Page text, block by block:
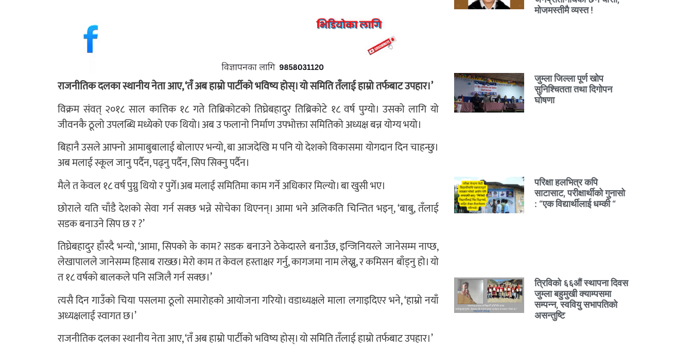
राजनीतिक दलका स्थानीय नेता आए, ‘तँ अब हाम्रो पार्टीको भविष्य होस्। यो समिति तँलाई हाम्रो तर्फबाट उपहार।’
विक्रम संवत् २०१८ साल कात्तिक १८ गते तिब्रिकोटको तिघ्रेबहादुर तिब्रिकोटे १८ वर्ष पुग्यो। उसको लागि यो
जीवनकै ठूलो उपलब्धि मध्येको एक थियो। अब उ फलानो निर्माण उपभोक्ता समितिको अध्यक्ष बन्न योग्य भयो।
बिहानै उसले आफ्नो आमाबुबालाई बोलाएर भन्यो, बा आजदेखि म पनि यो देशको विकासमा योगदान दिन चाहन्छु।
अब मलाई स्कूल जानु पर्दैन, पढ्नु पर्दैन, सिप सिक्नु पर्दैन।
मैले त केवल १८ वर्ष पुग्नु थियो र पुगेँ।अब मलाई समितिमा काम गर्ने अधिकार मिल्यो। बा खुसी भए।
छोराले यति चाँडै देशको सेवा गर्न सक्छ भन्ने सोचेका थिएनन्। आमा भने अलिकति चिन्तित भइन्, ‘बाबु, तँलाई
सडक बनाउने सिप छ र ?’
तिघ्रेबहादुर हाँस्दै भन्यो, ‘आमा, सिपको के काम? सडक बनाउने ठेकेदारले बनाउँछ, इन्जिनियरले जानेसम्म नाप्छ,
लेखापालले जानेसम्म हिसाब राख्छ। मेरो काम त केवल हस्ताक्षर गर्नु, कागजमा नाम लेख्नु, र कमिसन बाँड्नु हो। यो
त १८ वर्षको बालकले पनि सजिलै गर्न सक्छ।’
त्यसै दिन गाउँको चिया पसलमा ठूलो समारोहको आयोजना गरियो। वडाध्यक्षले माला लगाइदिएर भने, ‘हाम्रो नयाँ
अध्यक्षलाई स्वागत छ।’
राजनीतिक दलका स्थानीय नेता आए, ‘तँ अब हाम्रो पार्टीको भविष्य होस्। यो समिति तँलाई हाम्रो तर्फबाट उपहार।’
मोजमस्तीमै व्यस्त !
जुम्ला जिल्ला पूर्ण खोप
सुनिश्चितता तथा दिगोपन
घोषणा
परिक्षा हलभित्र कपि
साटासाट, परीक्षार्थीको गुनासो
: “एक विद्यार्थीलाई धम्की “
त्रिविको ६६औं स्थापना दिवस
जुम्ला बहुमुखी क्याम्पसमा
सम्पन्न, स्ववियु सभापतिको
असन्तुष्टि